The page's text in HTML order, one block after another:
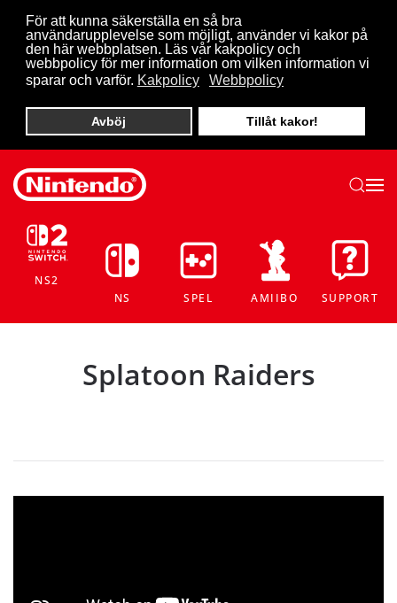
För att kunna säkerställa en så bra
användarupplevelse som möjligt, använder vi kakor på
den här webbplatsen. Läs vår kakpolicy och
webbpolicy för mer information om vilken information vi
sparar och varför. Kakpolicy Webbpolicy
Avböj Tillåt kakor!
Skip to main content
NS2
NS
SPEL AMIIBO SUPPORT
Splatoon Raiders